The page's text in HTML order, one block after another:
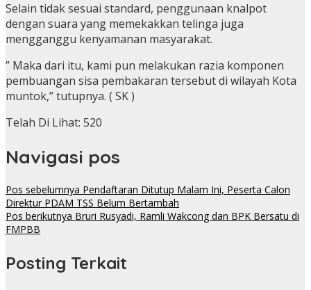
Selain tidak sesuai standard, penggunaan knalpot
dengan suara yang memekakkan telinga juga
mengganggu kenyamanan masyarakat.
” Maka dari itu, kami pun melakukan razia komponen
pembuangan sisa pembakaran tersebut di wilayah Kota
muntok,” tutupnya. ( SK )
Telah Di Lihat: 520
Navigasi pos
Pos sebelumnya Pendaftaran Ditutup Malam Ini, Peserta Calon
Direktur PDAM TSS Belum Bertambah
Pos berikutnya Bruri Rusyadi, Ramli Wakcong dan BPK Bersatu di
FMPBB
Posting Terkait